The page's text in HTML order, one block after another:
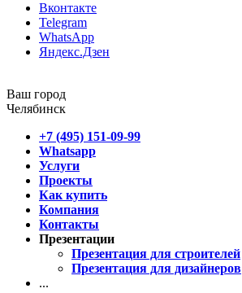
Вконтакте
Telegram
WhatsApp
Яндекс.Дзен
Ваш город
Челябинск
+7 (495) 151-09-99
Whatsapp
Услуги
Проекты
Как купить
Компания
Контакты
Презентации
Презентация для строителей
Презентация для дизайнеров
...